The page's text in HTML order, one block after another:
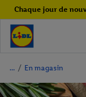
Chaque jour de
/ En magasin